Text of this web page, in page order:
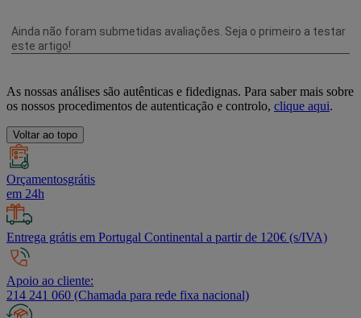
As nossas análises são autênticas e fidedignas. Para saber mais sobre
os nossos procedimentos de autenticação e controlo, clique aqui.
Voltar ao topo
Orçamentosgrátis
em 24h
Entrega grátis em Portugal Continental a partir de 120€ (s/IVA)
Apoio ao cliente:
214 241 060 (Chamada para rede fixa nacional)